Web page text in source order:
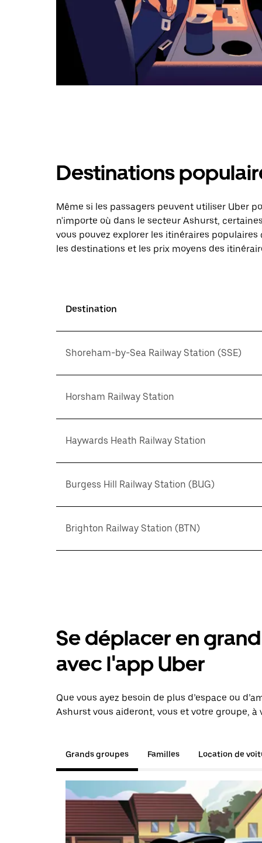
Destinations
Même si les passagers peuvent utiliser Uber
n'importe où dans le secteur Ashurst,
vous pouvez explorer les itinéraires
les destinations et les prix moyens des
Destination
Shoreham-by-Sea Railway Station (SSE)
Horsham Railway Station
Haywards Heath Railway Station
Burgess Hill Railway Station (BUG)
Brighton Railway Station (BTN)
Se déplacer en
avec l'app Uber
Que vous ayez besoin de plus d’espace ou
Ashurst vous aideront, vous et votre groupe, à
Grands groupes Familles Location de